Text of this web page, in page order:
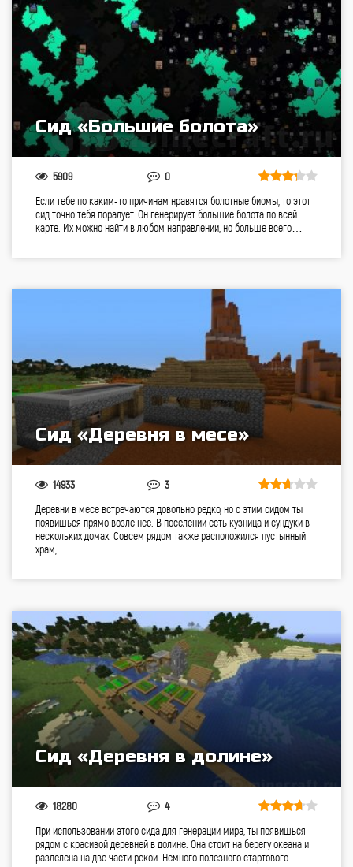
Сид «Большие болота»
5909 0
Если тебе по каким-то причинам нравятся болотные биомы, то этот
сид точно тебя порадует. Он генерирует большие болота по всей
карте. Их можно найти в любом направлении, но больше всего…
Сид «Деревня в месе»
14933 3
Деревни в месе встречаются довольно редко, но с этим сидом ты
появишься прямо возле неё. В поселении есть кузница и сундуки в
нескольких домах. Совсем рядом также расположился пустынный
храм,…
Сид «Деревня в долине»
18280 4
При использовании этого сида для генерации мира, ты появишься
рядом с красивой деревней в долине. Она стоит на берегу океана и
разделена на две части рекой. Немного полезного стартового